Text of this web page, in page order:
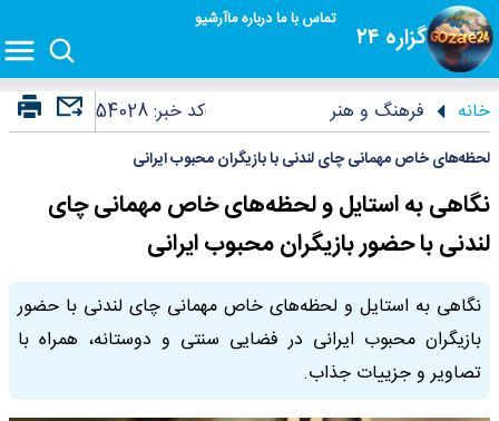
گزاره ۲۴
تماس با مادرباره ماآرشیو
خانه فرهنگ و هنر کد خبر:54028
لحظه‌های خاص مهمانی چای لندنی با بازیگران محبوب ایرانی
نگاهی به استایل و لحظه‌های خاص مهمانی چای
لندنی با حضور بازیگران محبوب ایرانی
نگاهی به استایل و لحظه‌های خاص مهمانی چای لندنی با حضور
بازیگران محبوب ایرانی در فضایی سنتی و دوستانه، همراه با
تصاویر و جزییات جذاب.